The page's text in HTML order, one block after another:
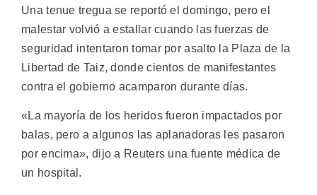
Una tenue tregua se reportó el domingo, pero el
malestar volvió a estallar cuando las fuerzas de
seguridad intentaron tomar por asalto la Plaza de la
Libertad de Taiz, donde cientos de manifestantes
contra el gobierno acamparon durante días.
«La mayoría de los heridos fueron impactados por
balas, pero a algunos las aplanadoras les pasaron
por encima», dijo a Reuters una fuente médica de
un hospital.